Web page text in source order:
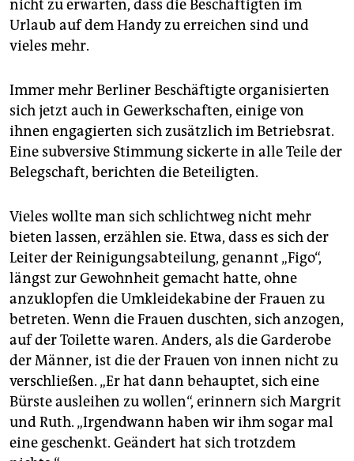
nicht zu erwarten, dass die Beschäftigten im
Urlaub auf dem Handy zu erreichen sind und
vieles mehr.
Immer mehr Berliner Beschäftigte organisierten
sich jetzt auch in Gewerkschaften, einige von
ihnen engagierten sich zusätzlich im Betriebsrat.
Eine subversive Stimmung sickerte in alle Teile der
Belegschaft, berichten die Beteiligten.
Vieles wollte man sich schlichtweg nicht mehr
bieten lassen, erzählen sie. Etwa, dass es sich der
Leiter der Reinigungsabteilung, genannt „Figo“,
längst zur Gewohnheit gemacht hatte, ohne
anzuklopfen die Umkleidekabine der Frauen zu
betreten. Wenn die Frauen duschten, sich anzogen,
auf der Toilette waren. Anders, als die Garderobe
der Männer, ist die der Frauen von innen nicht zu
verschließen. „Er hat dann behauptet, sich eine
Bürste ausleihen zu wollen“, erinnern sich Margrit
und Ruth. „Irgendwann haben wir ihm sogar mal
eine geschenkt. Geändert hat sich trotzdem